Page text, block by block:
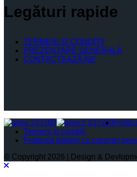
Legături rapide
TERMENI ŞI CONDIŢII
PREZENTARE GENERALĂ
CONTACTEAZĂ-NE
Termeni și condiții
Protectia datelor cu caracter
© Copyright 2026 | Design &